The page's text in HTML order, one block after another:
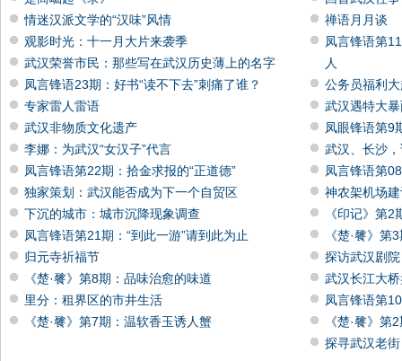
情迷汉派文学的“汉味”风情
观影时光：十一月大片来袭季
武汉荣誉市民：那些写在武汉历史薄上的名字
凤言锋语23期：好书“读不下去”刺痛了谁？
专家雷人雷语
武汉非物质文化遗产
李娜：为武汉“女汉子”代言
凤言锋语第22期：拾金求报的“正道德”
独家策划：武汉能否成为下一个自贸区
下沉的城市：城市沉降现象调查
凤言锋语第21期：“到此一游”请到此为止
归元寺祈福节
《楚·餮》第8期：品味治愈的味道
里分：租界区的市井生活
《楚·餮》第7期：温软香玉诱人蟹
禅语月月谈
凤言锋语第
人
公务员福利
武汉遇特大
凤眼锋语第9
武汉、长沙
凤言锋语第
神农架机场
《印记》第
《楚·餮》第
探访武汉剧
武汉长江大
凤言锋语第
《楚·餮》第
探寻武汉老